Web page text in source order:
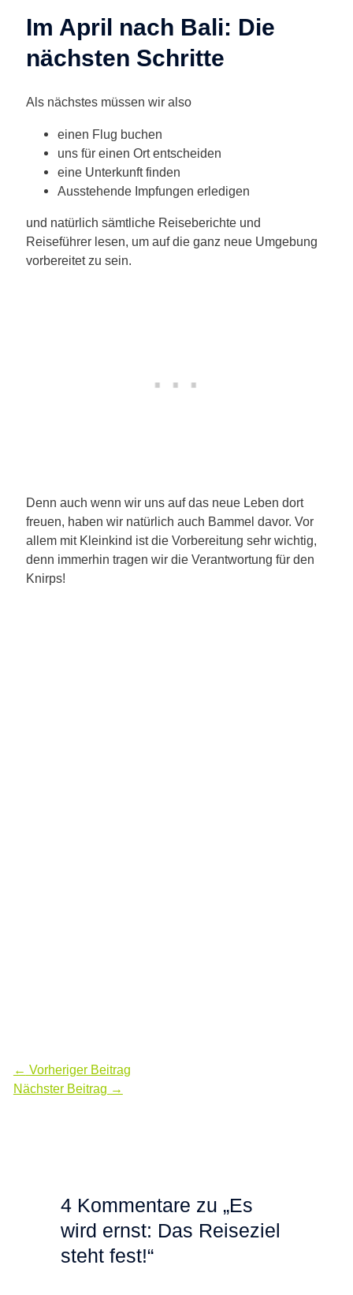
Im April nach Bali: Die
nächsten Schritte
Als nächstes müssen wir also
einen Flug buchen
uns für einen Ort entscheiden
eine Unterkunft finden
Ausstehende Impfungen erledigen
und natürlich sämtliche Reiseberichte und
Reiseführer lesen, um auf die ganz neue Umgebung
vorbereitet zu sein.
Denn auch wenn wir uns auf das neue Leben dort
freuen, haben wir natürlich auch Bammel davor. Vor
allem mit Kleinkind ist die Vorbereitung sehr wichtig,
denn immerhin tragen wir die Verantwortung für den
Knirps!
← Vorheriger Beitrag
Nächster Beitrag →
4 Kommentare zu „Es
wird ernst: Das Reiseziel
steht fest!“